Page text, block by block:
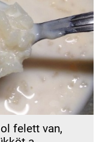
felett van,